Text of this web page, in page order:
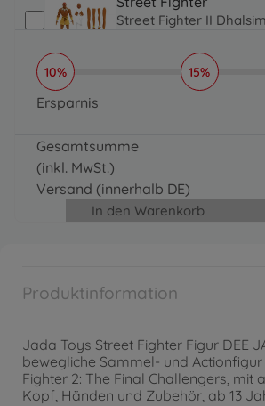
Produktinformation
Jada Toys Street Fighter Figur DEE
bewegliche Sammel- und
Fighter 2: The Final Challengers, mit
Kopf, Händen und Zubehör, ab 13
Street Fighter II
Street Fighter
Street Fighter II Ken 6"
Street Fighter
10% 15%
Ersparnis
Gesamtsumme
(inkl. MwSt.)
Versand (innerhalb DE)
In den Warenkorb